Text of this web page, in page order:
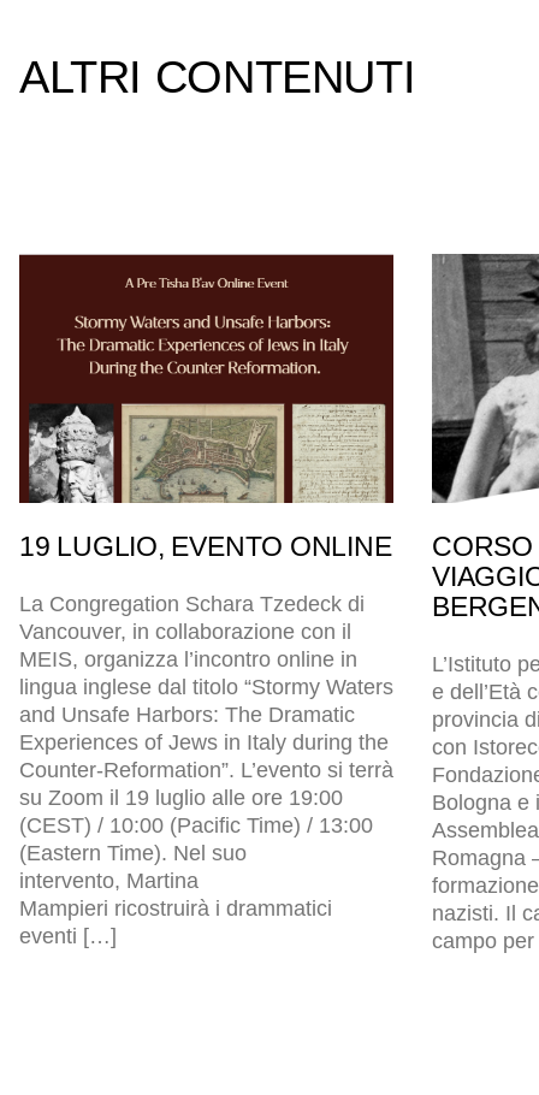
ALTRI CONTENUTI
19 LUGLIO, EVENTO ONLINE
La Congregation Schara Tzedeck di
Vancouver, in collaborazione con il
MEIS, organizza l’incontro online in
lingua inglese dal titolo “Stormy Waters
and Unsafe Harbors: The Dramatic
Experiences of Jews in Italy during the
Counter-Reformation”. L’evento si terrà
su Zoom il 19 luglio alle ore 19:00
(CEST) / 10:00 (Pacific Time) / 13:00
(Eastern Time). Nel suo
intervento, Martina
Mampieri ricostruirà i drammatici
eventi […]
L’Istituto
e dell’Età
provincia
con
Bologna e
Romagna
nazisti. Il
campo